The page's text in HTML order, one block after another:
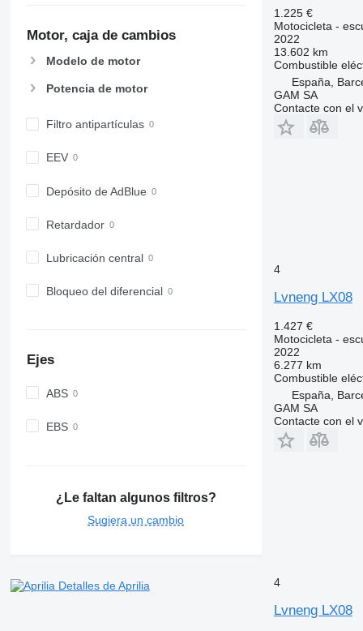
Motor, caja de cambios
Modelo de motor
Potencia de motor
Filtro antipartículas
EEV
Depósito de AdBlue
Retardador
Lubricación central
Bloqueo del diferencial
Ejes
ABS
EBS
¿Le faltan algunos filtros?
Sugiera un cambio
Detalles de Aprilia
1.225 €
Motocicleta -
2022
13.602 km
Combustible
España,
GAM SA
Contacte con el
4
Lvneng LX08
1.427 €
Motocicleta -
2022
6.277 km
Combustible
España,
GAM SA
Contacte con el
4
Lvneng LX08